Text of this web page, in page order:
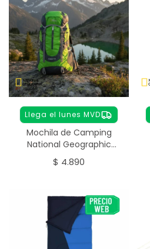
Llega el lunes MVD
Mochila de Camping
National Geographic
Everest 45 L
$ 4.890